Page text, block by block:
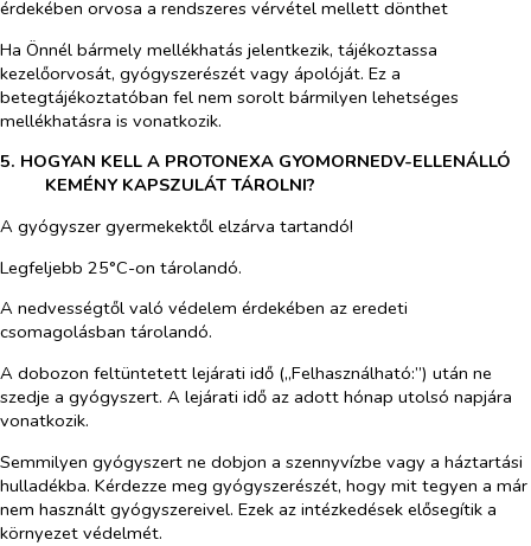
érdekében orvosa a rendszeres vérvétel mellett dönthet
Ha Önnél bármely mellékhatás jelentkezik, tájékoztassa
kezelőorvosát, gyógyszerészét vagy ápolóját. Ez a
betegtájékoztatóban fel nem sorolt bármilyen lehetséges
mellékhatásra is vonatkozik.
5. HOGYAN KELL A PROTONEXA GYOMORNEDV-ELLENÁLLÓ
KEMÉNY KAPSZULÁT TÁROLNI?
A gyógyszer gyermekektől elzárva tartandó!
Legfeljebb 25°C-on tárolandó.
A nedvességtől való védelem érdekében az eredeti
csomagolásban tárolandó.
A dobozon feltüntetett lejárati idő („Felhasználható:”) után ne
szedje a gyógyszert. A lejárati idő az adott hónap utolsó napjára
vonatkozik.
Semmilyen gyógyszert ne dobjon a szennyvízbe vagy a háztartási
hulladékba. Kérdezze meg gyógyszerészét, hogy mit tegyen a már
nem használt gyógyszereivel. Ezek az intézkedések elősegítik a
környezet védelmét.